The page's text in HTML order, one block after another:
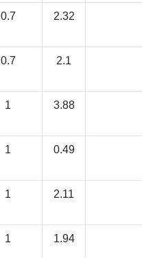
0.7 2.32
0.7 2.1
1 3.88
1 0.49
1 2.11
1 1.94